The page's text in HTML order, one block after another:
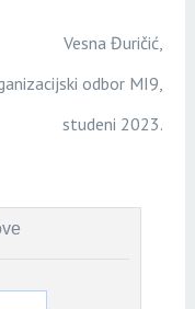
Vesna Đuričić,
odbor MI9,
studeni 2023.